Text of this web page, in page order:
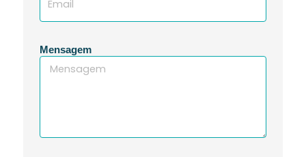
Mensagem